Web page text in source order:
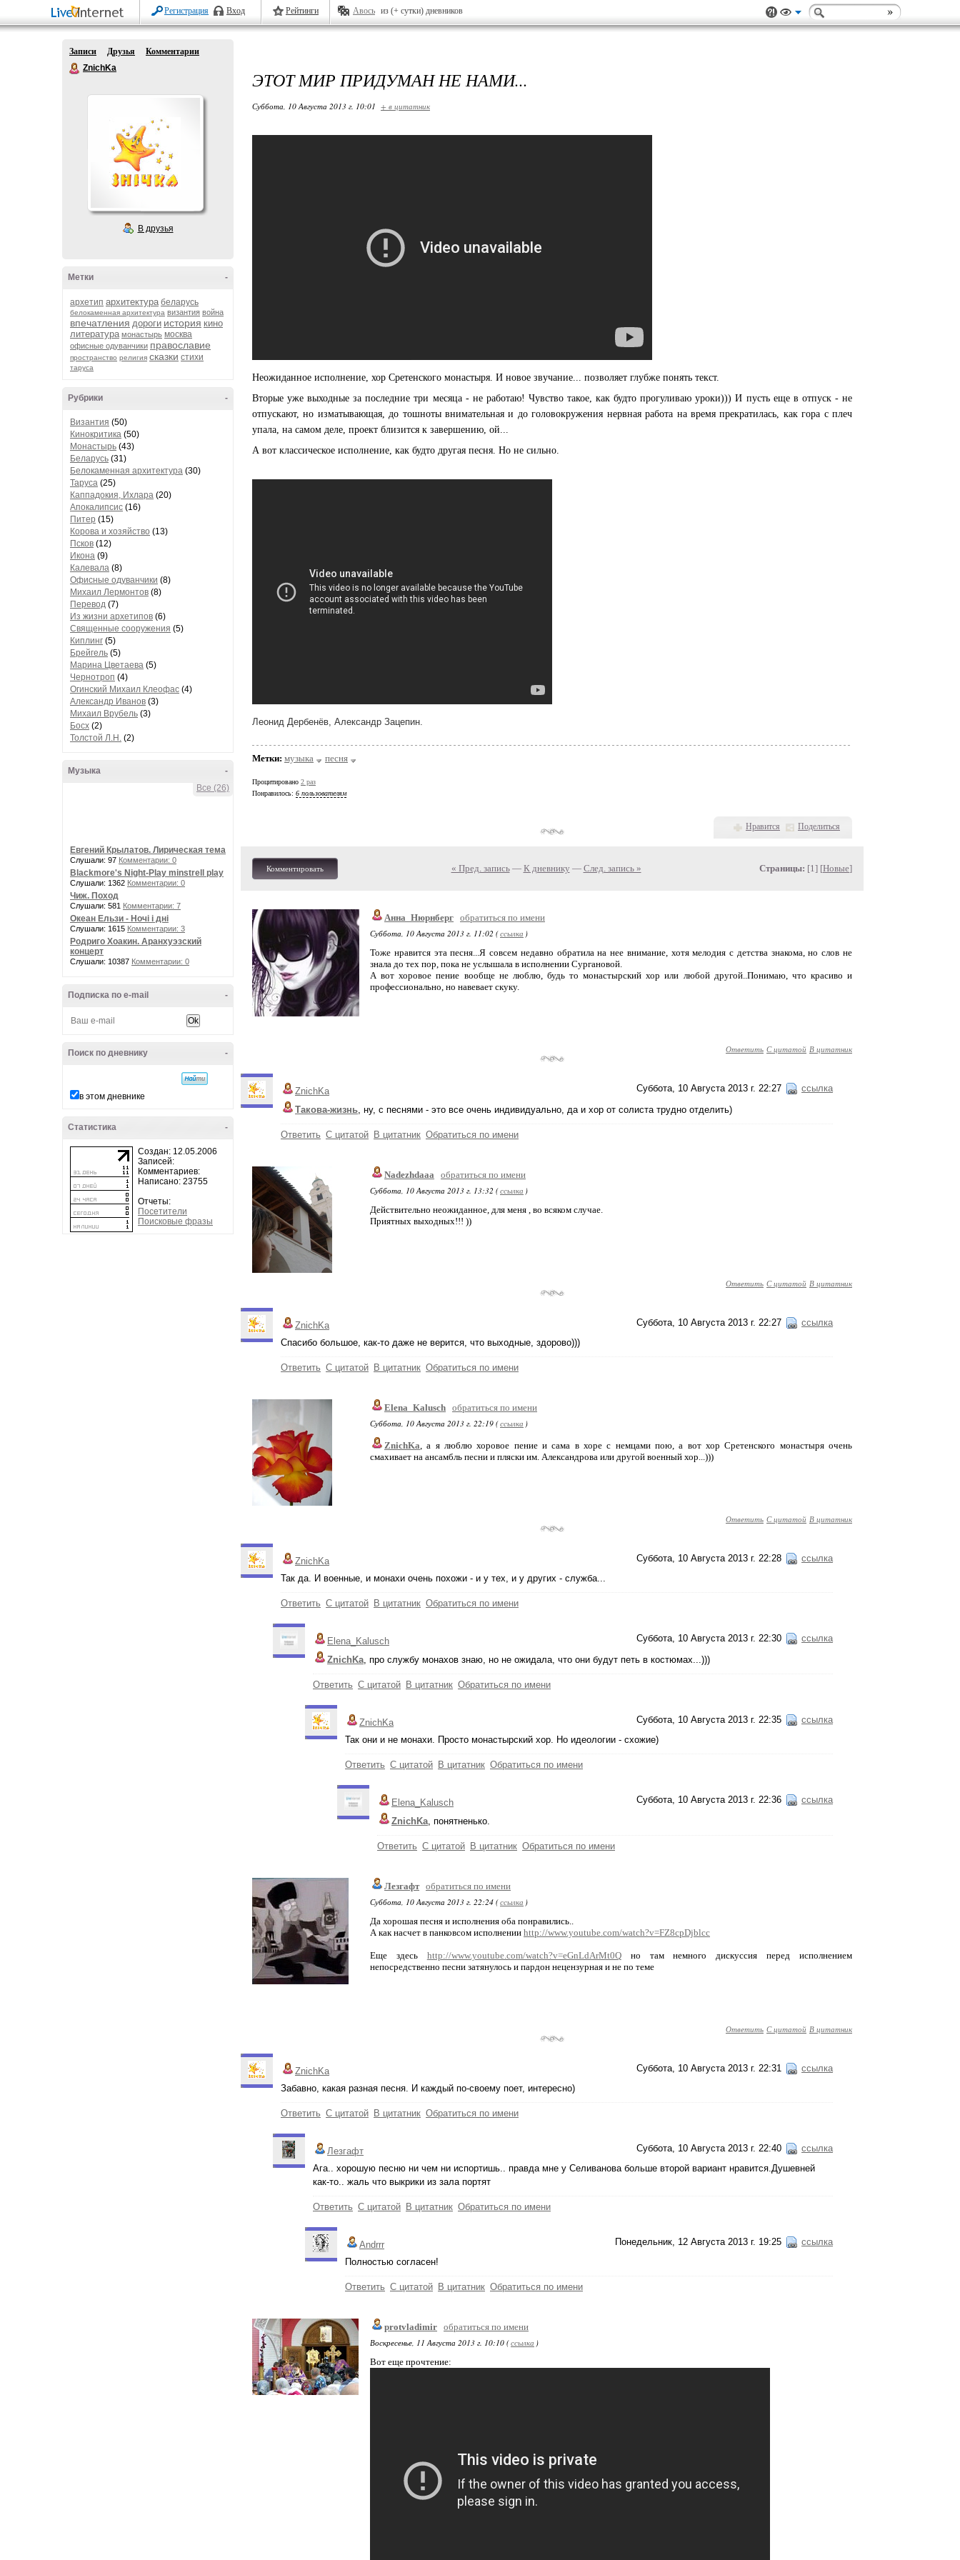
Регистрация Вход Рейтинги Авось из (+ сутки) дневников
Записи Друзья
Комментарии
ZnichKa
В друзья
-
Метки
архетип архитектура беларусь
белокаменная архитектура византия война
впечатления дороги история кино
литература монастырь москва
офисные одуванчики православие
пространство религия сказки стихи
таруса
-
Рубрики
Византия (50)
Кинокритика (50)
Монастырь (43)
Беларусь (31)
Белокаменная архитектура (30)
Таруса (25)
Каппадокия, Ихлара (20)
Апокалипсис (16)
Питер (15)
Корова и хозяйство (13)
Псков (12)
Икона (9)
Калевала (8)
Офисные одуванчики (8)
Михаил Лермонтов (8)
Перевод (7)
Из жизни архетипов (6)
Священные сооружения (5)
Киплинг (5)
Брейгель (5)
Марина Цветаева (5)
Чернотроп (4)
Огинский Михаил Клеофас (4)
Александр Иванов (3)
Михаил Врубель (3)
Босх (2)
Толстой Л.Н. (2)
-
Музыка
Все (26)
Евгений Крылатов. Лирическая тема
Слушали: 97 Комментарии: 0
Blackmore's Night-Play minstrell play
Слушали: 1362 Комментарии: 0
Чиж. Поход
Слушали: 581 Комментарии: 7
Океан Ельзи - Ночі і дні
Слушали: 1615 Комментарии: 3
Родриго Хоакин. Аранхуэзский
концерт
Слушали: 10387 Комментарии: 0
-
Подписка по e-mail
-
Поиск по дневнику
в этом дневнике
-
Статистика
Создан: 12.05.2006
Записей:
Комментариев:
Написано: 23755
Отчеты:
Посетители
Поисковые фразы
ЭТОТ МИР ПРИДУМАН НЕ НАМИ...
Суббота, 10 Августа 2013 г. 10:01 + в цитатник
Неожиданное исполнение, хор Сретенского монастыря. И новое звучание... позволяет глубже понять текст.
Вторые уже выходные за последние три месяца - не работаю! Чувство такое, как будто прогуливаю уроки))) И пусть еще в отпуск - не
отпускают, но изматывающая, до тошноты внимательная и до головокружения нервная работа на время прекратилась, как гора с плеч
упала, на самом деле, проект близится к завершению, ой...
А вот классическое исполнение, как будто другая песня. Но не сильно.
Леонид Дербенёв, Александр Зацепин.
Метки: музыка песня
Процитировано 2 раз
Понравилось: 6 пользователям
Нравится Поделиться
Комментировать « Пред. запись— К дневнику — След. запись » Страницы: [1] [Новые]
Анна_Нюрнберг обратиться по имени
Суббота, 10 Августа 2013 г. 11:02 (ссылка )
Тоже нравится эта песня...Я совсем недавно обратила на нее внимание, хотя мелодия с детства знакома, но слов не
знала до тех пор, пока не услышала в исполнении Сургановой.
А вот хоровое пение вообще не люблю, будь то монастырский хор или любой другой..Понимаю, что красиво и
профессионально, но навевает скуку.
Ответить С цитатой В цитатник
Суббота, 10 Августа 2013 г. 22:27 ссылка
ZnichKa
Такова-жизнь, ну, с песнями - это все очень индивидуально, да и хор от солиста трудно отделить)
Ответить С цитатой В цитатник Обратиться по имени
Nadezhdaaa
обратиться по имени
Суббота, 10 Августа 2013 г. 13:32 (ссылка )
Действительно неожиданное, для меня , во всяком случае.
Приятных выходных!!! ))
Ответить С цитатой В цитатник
Суббота, 10 Августа 2013 г. 22:27 ссылка
ZnichKa
Спасибо большое, как-то даже не верится, что выходные, здорово)))
Ответить С цитатой В цитатник Обратиться по имени
Elena_Kalusch обратиться по имени
Суббота, 10 Августа 2013 г. 22:19 (ссылка )
ZnichKa, а я люблю хоровое пение и сама в хоре с немцами пою, а вот хор Сретенского монастыря очень
смахивает на ансамбль песни и пляски им. Александрова или другой военный хор...)))
Ответить С цитатой В цитатник
Суббота, 10 Августа 2013 г. 22:28 ссылка
ZnichKa
Так да. И военные, и монахи очень похожи - и у тех, и у других - служба...
Ответить С цитатой В цитатник Обратиться по имени
Суббота, 10 Августа 2013 г. 22:30 ссылка
Elena_Kalusch
ZnichKa, про службу монахов знаю, но не ожидала, что они будут петь в костюмах...)))
Ответить С цитатой В цитатник Обратиться по имени
Суббота, 10 Августа 2013 г. 22:35 ссылка
ZnichKa
Так они и не монахи. Просто монастырский хор. Но идеологии - схожие)
Ответить С цитатой В цитатник Обратиться по имени
Суббота, 10 Августа 2013 г. 22:36 ссылка
Elena_Kalusch
ZnichKa, понятненько.
Ответить С цитатой В цитатник Обратиться по имени
Лезгафт обратиться по имени
Суббота, 10 Августа 2013 г. 22:24 (ссылка )
Да хорошая песня и исполнения оба понравились..
А как насчет в панковсом исполнении http://www.youtube.com/watch?v=FZ8cpDjblcc
Еще здесь http://www.youtube.com/watch?v=eGnLdArMt0Qно там немного дискуссия перед исполнением
непосредственно песни затянулось и пардон нецензурная и не по теме
Ответить С цитатой В цитатник
Суббота, 10 Августа 2013 г. 22:31 ссылка
ZnichKa
Забавно, какая разная песня. И каждый по-своему поет, интересно)
Ответить С цитатой В цитатник Обратиться по имени
Суббота, 10 Августа 2013 г. 22:40 ссылка
Лезгафт
Ага.. хорошую песню ни чем ни испортишь.. правда мне у Селиванова больше второй вариант нравится.Душевней
как-то.. жаль что выкрики из зала портят
Ответить С цитатой В цитатник Обратиться по имени
Понедельник, 12 Августа 2013 г. 19:25 ссылка
Andrrr
Полностью согласен!
Ответить С цитатой В цитатник Обратиться по имени
protvladimir обратиться по имени
Воскресенье, 11 Августа 2013 г. 10:10 (ссылка )
Вот еще прочтение: